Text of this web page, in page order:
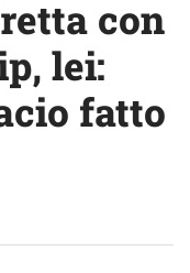
con
lei:
fatto